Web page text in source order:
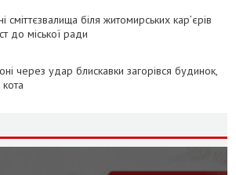
сміттєзвалища біля житомирських кар’єрів
до міської ради
через удар блискавки загорівся будинок,